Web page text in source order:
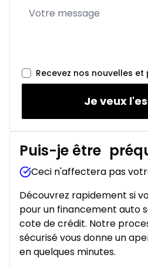
Recevez nos nouvelles
Je veux
Puis-je être
Ceci n'affectera pas
Découvrez rapidement si
pour un financement auto
cote de crédit. Notre
sécurisé vous donne un
en quelques minutes.